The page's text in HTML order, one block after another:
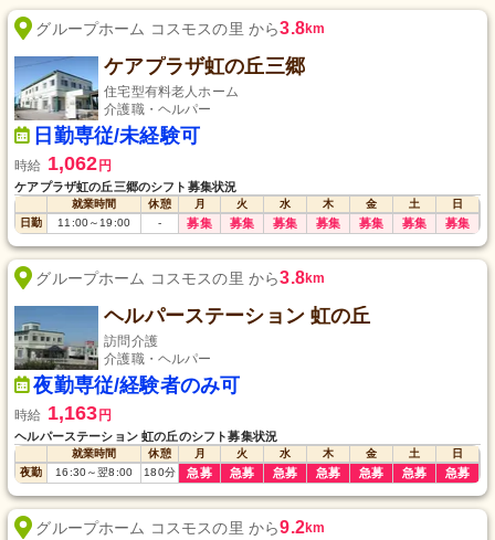
グループホーム コスモスの里 から3.8km
ケアプラザ虹の丘三郷
住宅型有料老人ホーム
介護職・ヘルパー
日勤専従/未経験可
時給 1,062 円
ケアプラザ虹の丘三郷のシフト募集状況
就業時間 休憩 月 火 水 木 金 土
日
日勤
11:00～19:00 - 募集 募集 募集 募集 募集 募集 募集
グループホーム コスモスの里 から3.8km
ヘルパーステーション 虹の丘
訪問介護
介護職・ヘルパー
夜勤専従/経験者のみ可
時給 1,163 円
ヘルパーステーション 虹の丘のシフト募集状況
就業時間 休憩 月 火 水 木 金 土
日
夜勤
16:30～翌8:00 180分 急募 急募 急募 急募 急募 急募 急募
グループホーム コスモスの里 から9.2km